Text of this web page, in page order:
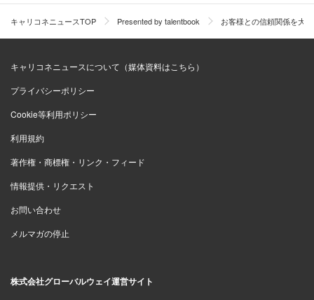
▲取引先との電話打ち合わせの様子
ステムエンジニアとして技術を身に付ける中で、人と関わ
り合いながら業務を進めたいと考えるようになっていった
平岡は違和感を覚えます。
平岡 「開発対象も何かひとつに定まっているわけで
はなくて、自社のパッケージを転々としていまし
た。成果は私にはあまりわからなくて『完成してよ
かりました。
キャリコネニュースTOP Presented by talentbook お客様との信頼関係を大
キャリコネニュースについて（媒体資料はこちら）
プライバシーポリシー
Cookie等利用ポリシー
利用規約
著作権・商標権・リンク・フィード
情報提供・リクエスト
お問い合わせ
メルマガの停止
株式会社グローバルウェイ運営サイト